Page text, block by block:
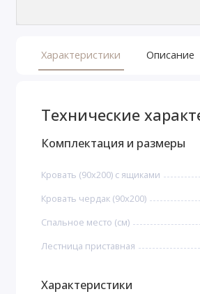
Характеристики Описание
Технические
Комплектация и размеры
Кровать (90х200) с ящиками
Кровать чердак (90х200)
Спальное место (см)
Лестница приставная
Характеристики